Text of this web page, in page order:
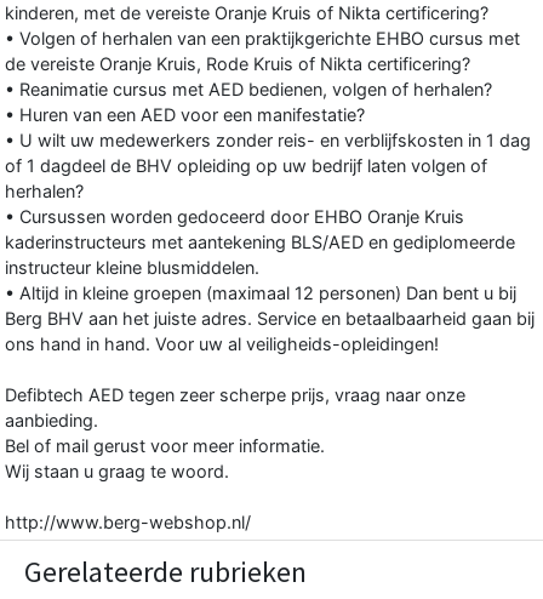
kinderen, met de vereiste Oranje Kruis of Nikta certificering?
• Volgen of herhalen van een praktijkgerichte EHBO cursus met
de vereiste Oranje Kruis, Rode Kruis of Nikta certificering?
• Reanimatie cursus met AED bedienen, volgen of herhalen?
• Huren van een AED voor een manifestatie?
• U wilt uw medewerkers zonder reis- en verblijfskosten in 1 dag
of 1 dagdeel de BHV opleiding op uw bedrijf laten volgen of
herhalen?
• Cursussen worden gedoceerd door EHBO Oranje Kruis
kaderinstructeurs met aantekening BLS/AED en gediplomeerde
instructeur kleine blusmiddelen.
• Altijd in kleine groepen (maximaal 12 personen) Dan bent u bij
Berg BHV aan het juiste adres. Service en betaalbaarheid gaan bij
ons hand in hand. Voor uw al veiligheids-opleidingen!
Defibtech AED tegen zeer scherpe prijs, vraag naar onze
aanbieding.
Bel of mail gerust voor meer informatie.
Wij staan u graag te woord.
http://www.berg-webshop.nl/
Gerelateerde rubrieken